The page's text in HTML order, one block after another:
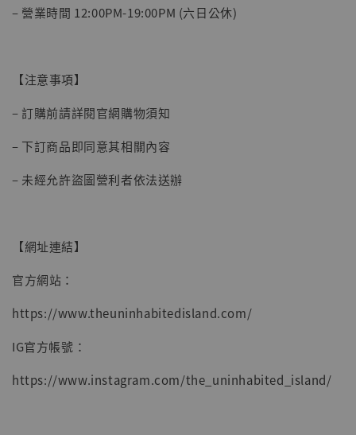
加入購物車
– 營業時間 12:00PM-19:00PM (六日公休)
【注意事項】
– 訂購前請詳閱官網購物須知
– 下訂商品即同意其相關內容
– 未經允許盜圖營利者依法送辦
【網址連結】
官方網站：
https://www.theuninhabitedisland.com/
IG官方帳號：
https://www.instagram.com/the_uninhabited_island/